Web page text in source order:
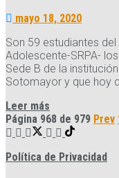
mayo 18, 2020
Son 59 estudiantes
Adolescente-SRPA-
Sede B de la
Sotomayor y que hoy
Leer más
Página 968 de 979 Prev
Política de Privacidad